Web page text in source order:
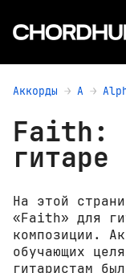
Аккорды A
Faith:
гитаре
На этой
«Faith» для
композиции.
обучающих
гитаристам